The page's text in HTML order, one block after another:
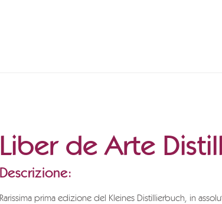
Liber de Arte
Descrizione:
Rarissima prima edizione del Kleines Distillierbuch, in